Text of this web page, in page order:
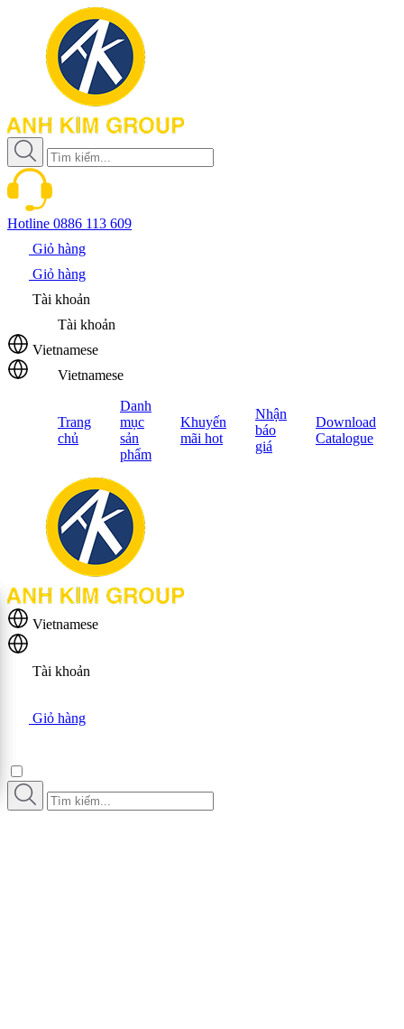
Hotline 0886 113 609
Giỏ hàng
Giỏ hàng
Tài khoản
Tài khoản
Vietnamese
Vietnamese
Trang
chủ
Danh
mục
sản
phẩm
Khuyến
mãi hot
Nhận
báo
giá
Download
Catalogue
Vietnamese
Tài khoản
Giỏ hàng